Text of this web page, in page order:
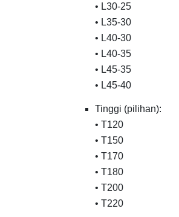
• L30-25
• L35-30
• L40-30
• L40-35
• L45-35
• L45-40
Tinggi (pilihan):
• T120
• T150
• T170
• T180
• T200
• T220